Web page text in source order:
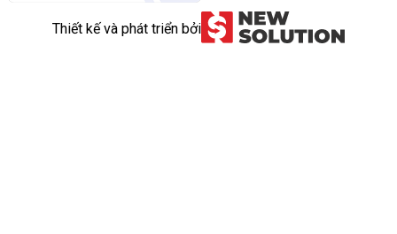
Thiết kế và phát triển bởi